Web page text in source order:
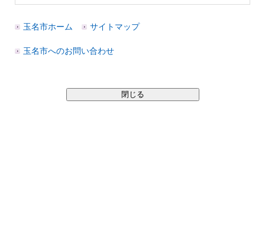
玉名市ホーム サイトマップ
玉名市へのお問い合わせ